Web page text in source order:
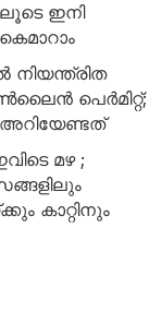
ഇനി
നിയന്ത്രിത
പെർമിറ്റ്;
മഴ ;
കാറ്റിനും